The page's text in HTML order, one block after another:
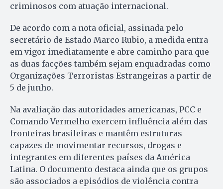
criminosos com atuação internacional.
De acordo com a nota oficial, assinada pelo
secretário de Estado Marco Rubio, a medida entra
em vigor imediatamente e abre caminho para que
as duas facções também sejam enquadradas como
Organizações Terroristas Estrangeiras a partir de
5 de junho.
Na avaliação das autoridades americanas, PCC e
Comando Vermelho exercem influência além das
fronteiras brasileiras e mantêm estruturas
capazes de movimentar recursos, drogas e
integrantes em diferentes países da América
Latina. O documento destaca ainda que os grupos
são associados a episódios de violência contra